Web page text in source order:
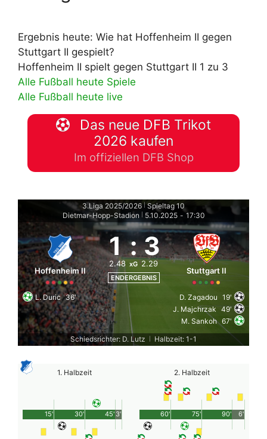
Ergebnis heute: Wie hat Hoffenheim II gegen
Stuttgart II gespielt?
Hoffenheim II spielt gegen Stuttgart II 1 zu 3
Alle Fußball heute Spiele
Alle Fußball heute live
Das neue DFB Trikot
2026 kaufen
Im offiziellen DFB Shop
3.Liga 2025/2026 Spieltag 10
Dietmar-Hopp-Stadion
5.10.2025 - 17:30
Hoffenheim II
1 : 3
2.48 xG 2.29
ENDERGEBNIS
Stuttgart II
L. Duric 36' D. Zagadou 19'
J. Majchrzak 49'
M. Sankoh 67'
Schiedsrichter: D. Lutz
Halbzeit: 1-1
1. Halbzeit
45'
15' 30' 3'
2. Halbzeit
90'
60' 75' 6'